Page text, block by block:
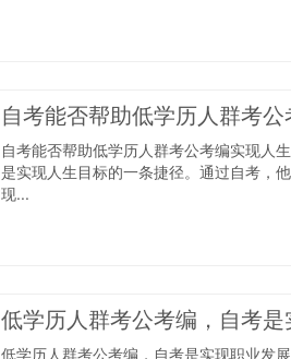
自考能否帮助低学历人群考
自考能否帮助低学历人群考公考编实现人
是实现人生目标的一条捷径。通过自考，
现...
低学历人群考公考编，自考
低学历人群考公考编，自考是实现职业发